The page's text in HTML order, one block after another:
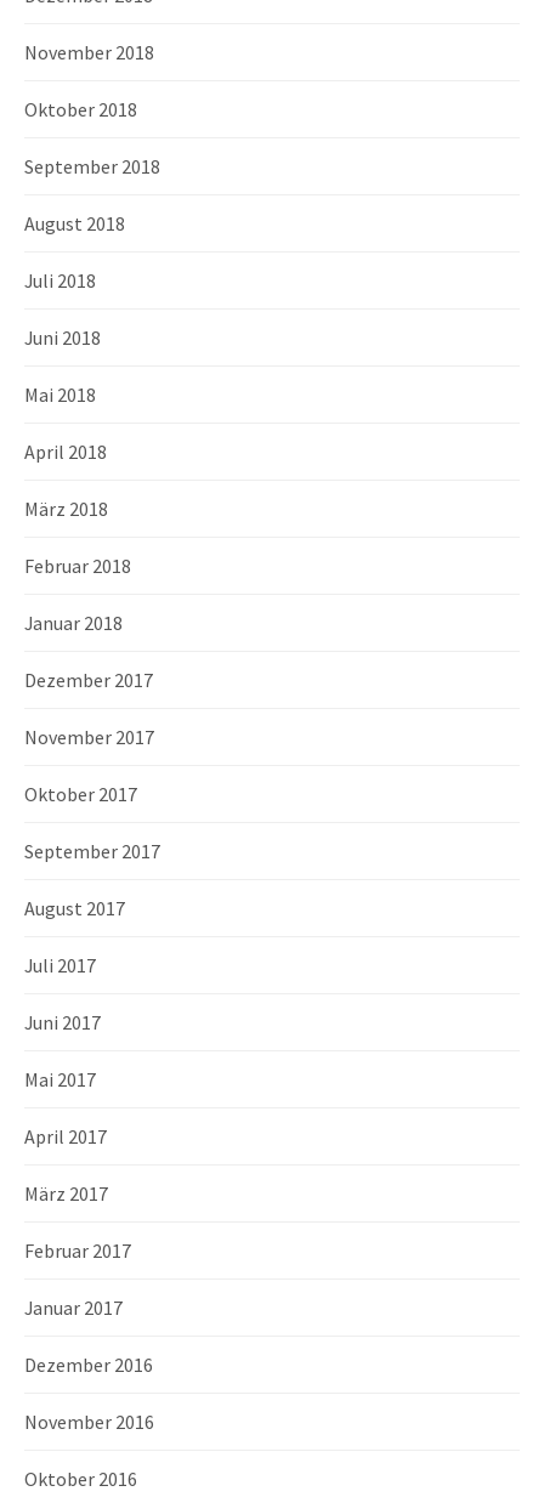
November 2018
Oktober 2018
September 2018
August 2018
Juli 2018
Juni 2018
Mai 2018
April 2018
März 2018
Februar 2018
Januar 2018
Dezember 2017
November 2017
Oktober 2017
September 2017
August 2017
Juli 2017
Juni 2017
Mai 2017
April 2017
März 2017
Februar 2017
Januar 2017
Dezember 2016
November 2016
Oktober 2016